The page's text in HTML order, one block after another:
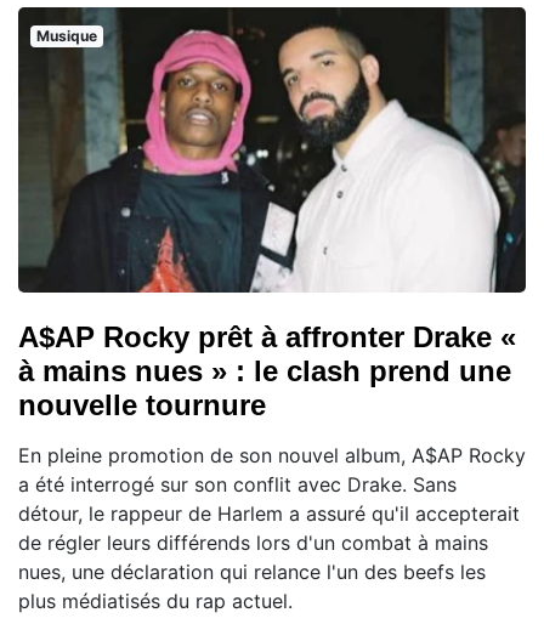
Musique
A$AP Rocky prêt à affronter Drake «
à mains nues » : le clash prend une
nouvelle tournure
En pleine promotion de son nouvel album, A$AP Rocky
a été interrogé sur son conflit avec Drake. Sans
détour, le rappeur de Harlem a assuré qu'il accepterait
de régler leurs différends lors d'un combat à mains
nues, une déclaration qui relance l'un des beefs les
plus médiatisés du rap actuel.